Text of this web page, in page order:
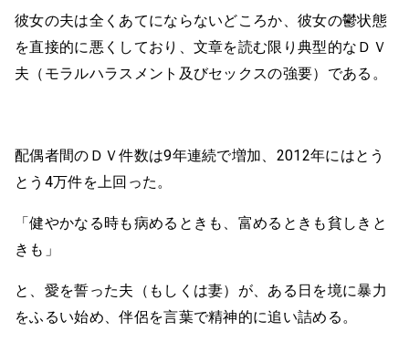
彼女の夫は全くあてにならないどころか、彼女の鬱状態
を直接的に悪くしており、文章を読む限り典型的なＤＶ
夫（モラルハラスメント及びセックスの強要）である。
配偶者間のＤＶ件数は9年連続で増加、2012年にはとう
とう4万件を上回った。
「健やかなる時も病めるときも、富めるときも貧しきと
きも」
と、愛を誓った夫（もしくは妻）が、ある日を境に暴力
をふるい始め、伴侶を言葉で精神的に追い詰める。